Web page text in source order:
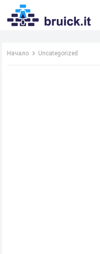
Начало Uncategorized